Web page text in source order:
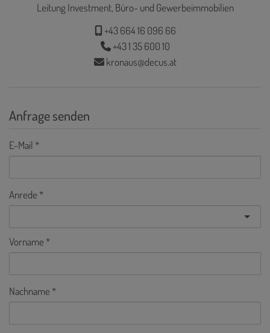
Leitung Investment, Büro- und Gewerbeimmobilien
+43 664 16 096 66
+43 1 35 600 10
kronaus@decus.at
Anfrage senden
E-Mail
Anrede
Vorname
Nachname